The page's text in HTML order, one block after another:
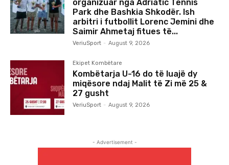
organizuar nga Adriatic Tennis
Park dhe Bashkia Shkodër. Ish
arbitri i futbollit Lorenc Jemini dhe
Saimir Ahmetaj fitues të...
VeriuSport - August 9, 2026
Ekipet Kombëtare
Kombëtarja U-16 do të luajë dy
miqësore ndaj Malit të Zi më 25 &
27 gusht
VeriuSport - August 9, 2026
- Advertisement -